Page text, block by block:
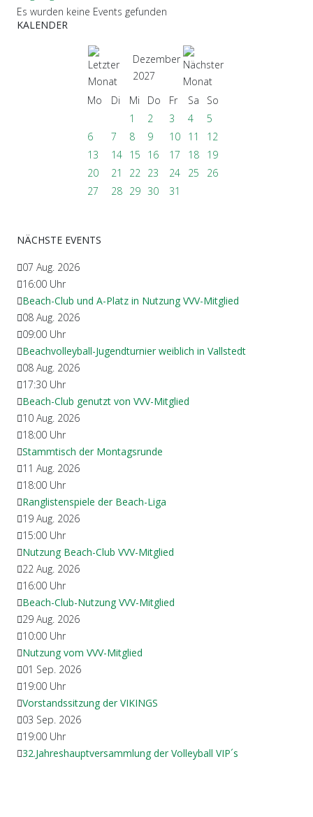
Es wurden keine Events gefunden
KALENDER
Dezember
2027
Mo
Di Mi Do Fr Sa
So
1
2 3 4
5
6
7 8 9 10 11
12
13
14 15 16 17 18
19
20
21 22 23 24 25
26
27
28 29 30 31
NÄCHSTE EVENTS
07 Aug. 2026
16:00 Uhr
Beach-Club und A-Platz in Nutzung VVV-Mitglied
08 Aug. 2026
09:00 Uhr
Beachvolleyball-Jugendturnier weiblich in Vallstedt
08 Aug. 2026
17:30 Uhr
Beach-Club genutzt von VVV-Mitglied
10 Aug. 2026
18:00 Uhr
Stammtisch der Montagsrunde
11 Aug. 2026
18:00 Uhr
Ranglistenspiele der Beach-Liga
19 Aug. 2026
15:00 Uhr
Nutzung Beach-Club VVV-Mitglied
22 Aug. 2026
16:00 Uhr
Beach-Club-Nutzung VVV-Mitglied
29 Aug. 2026
10:00 Uhr
Nutzung vom VVV-Mitglied
01 Sep. 2026
19:00 Uhr
Vorstandssitzung der VIKINGS
03 Sep. 2026
19:00 Uhr
32.Jahreshauptversammlung der Volleyball VIP´s